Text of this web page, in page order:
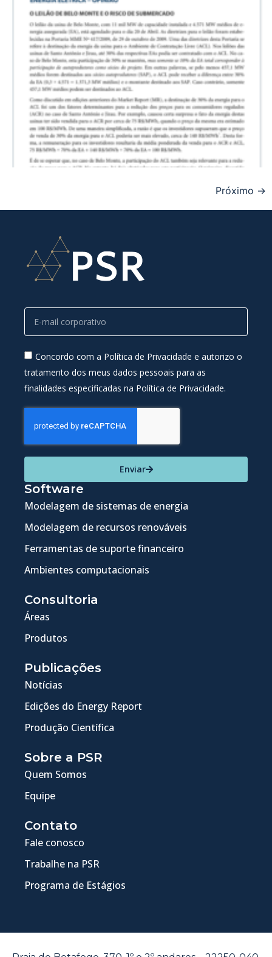
Próximo →
Concordo com a Política de Privacidade e autorizo o
tratamento dos meus dados pessoais para as
finalidades especificadas na Política de Privacidade.
Enviar
Software
Modelagem de sistemas de energia
Modelagem de recursos renováveis
Ferramentas de suporte financeiro
Ambientes computacionais
Consultoria
Áreas
Produtos
Publicações
Notícias
Edições do Energy Report
Produção Científica
Sobre a PSR
Quem Somos
Equipe
Contato
Fale conosco
Trabalhe na PSR
Programa de Estágios